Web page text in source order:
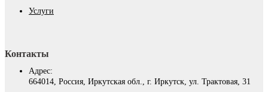
Услуги
Контакты
Адрес:
664014, Россия, Иркутская обл., г. Иркутск, ул. Трактовая, 31